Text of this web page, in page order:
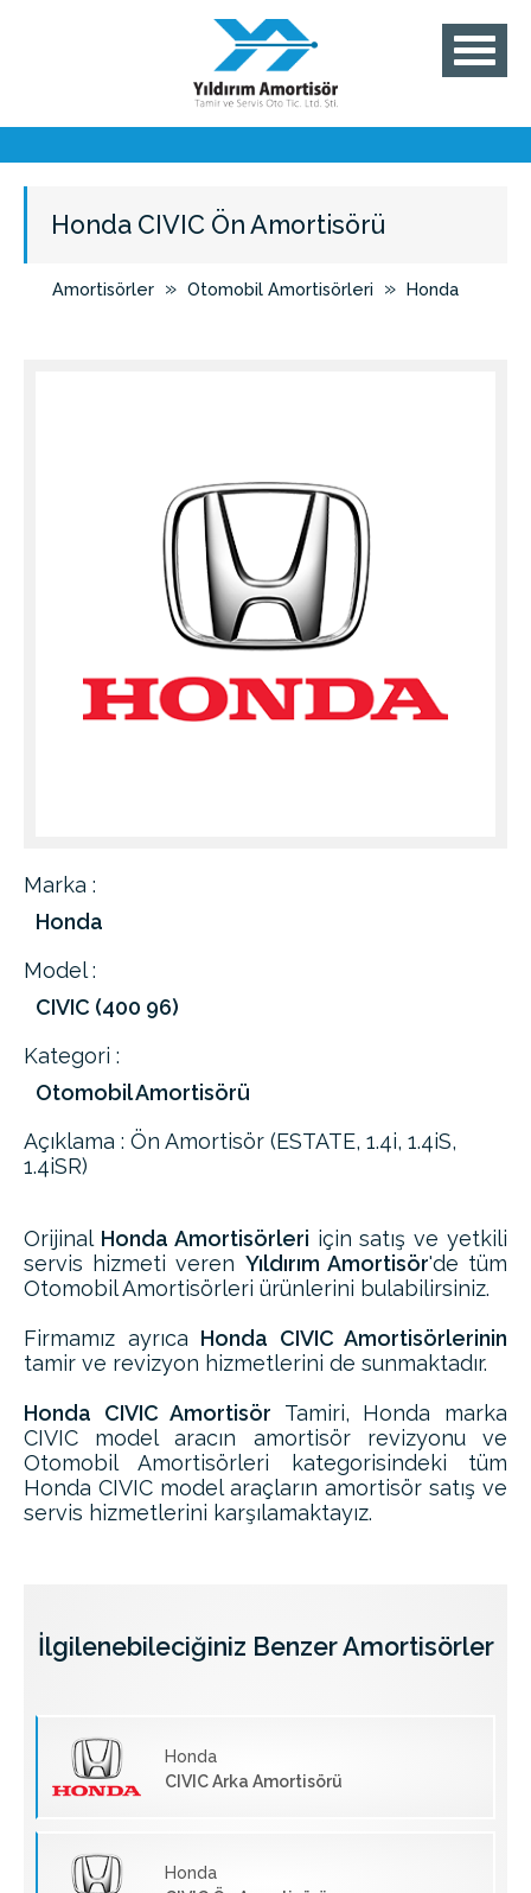
Honda CIVIC Ön Amortisörü
Amortisörler » Otomobil Amortisörleri » Honda
Marka :
Honda
Model :
CIVIC (400 96)
Kategori :
Otomobil Amortisörü
Açıklama : Ön Amortisör (ESTATE, 1.4i, 1.4iS,
1.4iSR)
Orijinal Honda Amortisörleri için satış ve yetkili
servis hizmeti veren Yıldırım Amortisör'de tüm
Otomobil Amortisörleri ürünlerini bulabilirsiniz.
Firmamız ayrıca Honda CIVIC Amortisörlerinin
tamir ve revizyon hizmetlerini de sunmaktadır.
Honda CIVIC Amortisör Tamiri, Honda marka
CIVIC model aracın amortisör revizyonu ve
Otomobil Amortisörleri kategorisindeki tüm
Honda CIVIC model araçların amortisör satış ve
servis hizmetlerini karşılamaktayız.
İlgilenebileciğiniz Benzer Amortisörler
Honda
CIVIC Arka Amortisörü
Honda